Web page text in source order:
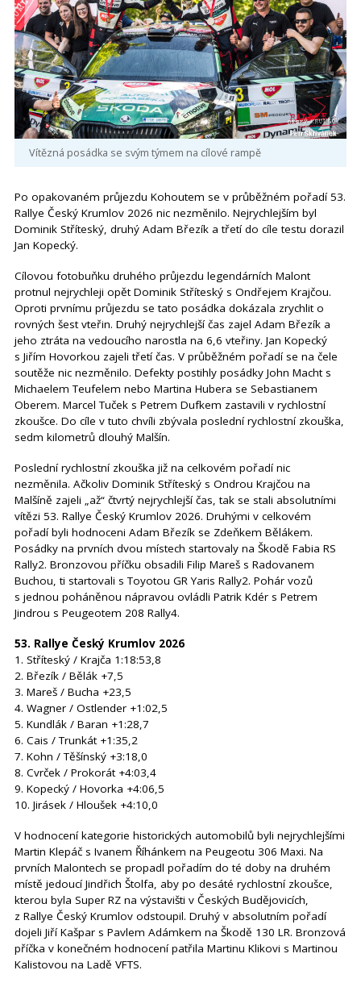
Vítězná posádka se svým týmem na cílové rampě
Po opakovaném průjezdu Kohoutem se v průběžném pořadí 53.
Rallye Český Krumlov 2026 nic nezměnilo. Nejrychlejším byl
Dominik Stříteský, druhý Adam Březík a třetí do cíle testu dorazil
Jan Kopecký.
Cílovou fotobuňku druhého průjezdu legendárních Malont
protnul nejrychleji opět Dominik Stříteský s Ondřejem Krajčou.
Oproti prvnímu průjezdu se tato posádka dokázala zrychlit o
rovných šest vteřin. Druhý nejrychlejší čas zajel Adam Březík a
jeho ztráta na vedoucího narostla na 6,6 vteřiny. Jan Kopecký
s Jiřím Hovorkou zajeli třetí čas. V průběžném pořadí se na čele
soutěže nic nezměnilo. Defekty postihly posádky John Macht s
Michaelem Teufelem nebo Martina Hubera se Sebastianem
Oberem. Marcel Tuček s Petrem Dufkem zastavili v rychlostní
zkoušce. Do cíle v tuto chvíli zbývala poslední rychlostní zkouška,
sedm kilometrů dlouhý Malšín.
Poslední rychlostní zkouška již na celkovém pořadí nic
nezměnila. Ačkoliv Dominik Stříteský s Ondrou Krajčou na
Malšíně zajeli „až“ čtvrtý nejrychlejší čas, tak se stali absolutními
vítězi 53. Rallye Český Krumlov 2026. Druhými v celkovém
pořadí byli hodnoceni Adam Březík se Zdeňkem Bělákem.
Posádky na prvních dvou místech startovaly na Škodě Fabia RS
Rally2. Bronzovou příčku obsadili Filip Mareš s Radovanem
Buchou, ti startovali s Toyotou GR Yaris Rally2. Pohár vozů
s jednou poháněnou nápravou ovládli Patrik Kdér s Petrem
Jindrou s Peugeotem 208 Rally4.
53. Rallye Český Krumlov 2026
1. Stříteský / Krajča 1:18:53,8
2. Březík / Bělák +7,5
3. Mareš / Bucha +23,5
4. Wagner / Ostlender +1:02,5
5. Kundlák / Baran +1:28,7
6. Cais / Trunkát +1:35,2
7. Kohn / Těšínský +3:18,0
8. Cvrček / Prokorát +4:03,4
9. Kopecký / Hovorka +4:06,5
10. Jirásek / Hloušek +4:10,0
V hodnocení kategorie historických automobilů byli nejrychlejšími
Martin Klepáč s Ivanem Říhánkem na Peugeotu 306 Maxi. Na
prvních Malontech se propadl pořadím do té doby na druhém
místě jedoucí Jindřich Štolfa, aby po desáté rychlostní zkoušce,
kterou byla Super RZ na výstavišti v Českých Budějovicích,
z Rallye Český Krumlov odstoupil. Druhý v absolutním pořadí
dojeli Jiří Kašpar s Pavlem Adámkem na Škodě 130 LR. Bronzová
příčka v konečném hodnocení patřila Martinu Klikovi s Martinou
Kalistovou na Ladě VFTS.